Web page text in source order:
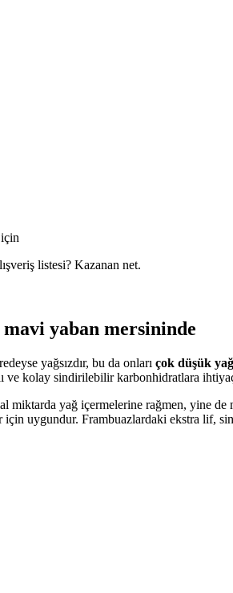
listesi? Kazanan net.
mavi yaban mersininde
yağsızdır, bu da onları çok düşük
ve kolay sindirilebilir karbonhidratlara
miktarda yağ içermelerine rağmen, yine
için uygundur. Frambuazlardaki ekstra lif,